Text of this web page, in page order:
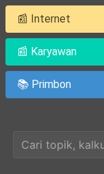
📰 Internet
📰 Karyawan
📚 Primbon